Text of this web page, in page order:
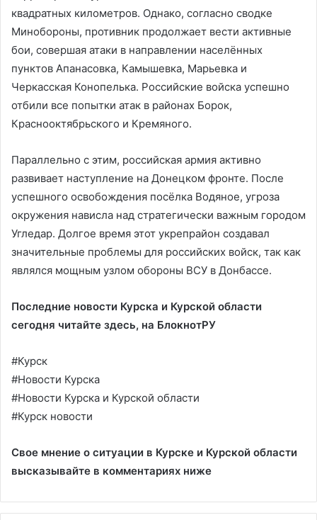
квадратных километров. Однако, согласно сводке
Минобороны, противник продолжает вести активные
бои, совершая атаки в направлении населённых
пунктов Апанасовка, Камышевка, Марьевка и
Черкасская Конопелька. Российские войска успешно
отбили все попытки атак в районах Борок,
Краснооктябрьского и Кремяного.
Параллельно с этим, российская армия активно
развивает наступление на Донецком фронте. После
успешного освобождения посёлка Водяное, угроза
окружения нависла над стратегически важным городом
Угледар. Долгое время этот укрепрайон создавал
значительные проблемы для российских войск, так как
являлся мощным узлом обороны ВСУ в Донбассе.
Последние новости Курска и Курской области
сегодня читайте здесь, на БлокнотРУ
#Курск
#Новости Курска
#Новости Курска и Курской области
#Курск новости
Свое мнение о ситуации в Курске и Курской области
высказывайте в комментариях ниже